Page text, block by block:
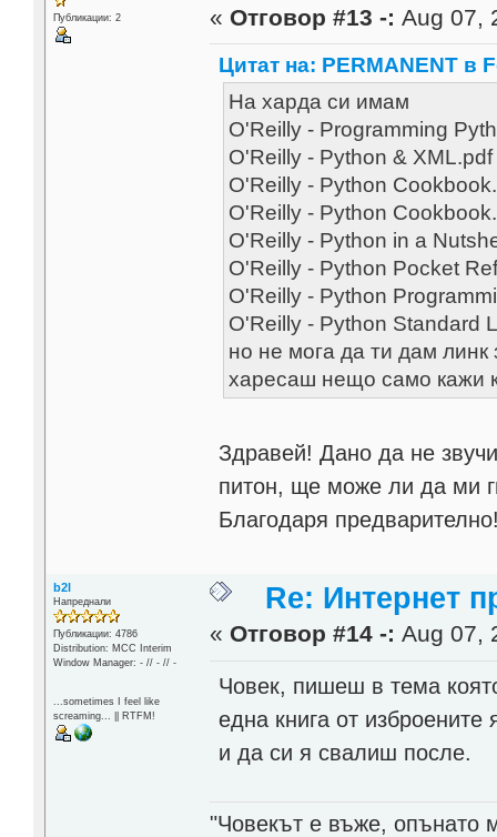
Публикации: 2 « Отговор #13 -: Aug 07,
Цитат на: PERMANENT в
На харда си имам
O'Reilly - Programming
O'Reilly - Python & XML.pdf
O'Reilly - Python
O'Reilly - Python
O'Reilly - Python in a
O'Reilly - Python Pocket
O'Reilly - Python
O'Reilly - Python Standard
но не мога да ти дам
харесаш нещо само кажи
Здравей! Дано да не
питон, ще може ли да ми
Благодаря
b2l
Напреднали
Публикации: 4786
Distribution: MCC Interim
Window Manager: - // - // -
...sometimes I feel like
screaming... || RTFM!
Re: Интернет
« Отговор #14 -: Aug 07,
Човек, пишеш в тема
една книга от
и да си я свалиш после.
"Човекът е въже, опънато